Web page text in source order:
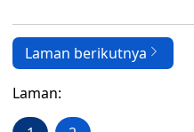
Laman berikutnya
Laman: